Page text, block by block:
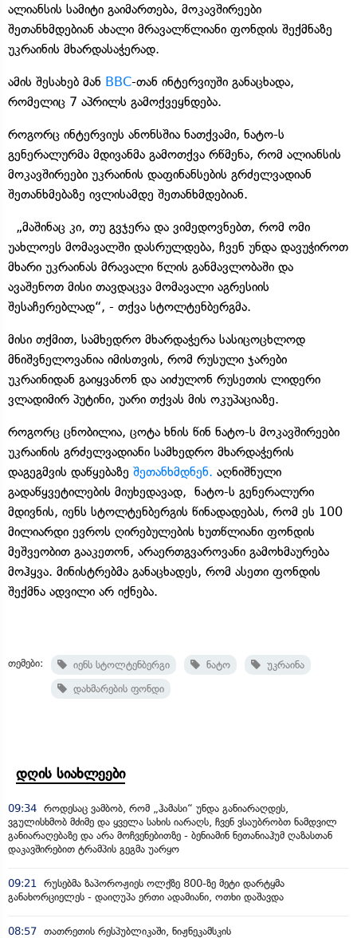
ალიანსის სამიტი გაიმართება, მოკავშირეები
შეთანხმდებიან ახალი მრავალწლიანი ფონდის შექმნაზე
უკრაინის მხარდასაჭერად.
ამის შესახებ მან BBC-თან ინტერვიუში განაცხადა,
რომელიც 7 აპრილს გამოქვეყნდება.
როგორც ინტერვიუს ანონსშია ნათქვამი, ნატო-ს
გენერალურმა მდივანმა გამოთქვა რწმენა, რომ ალიანსის
მოკავშირეები უკრაინის დაფინანსების გრძელვადიან
შეთანხმებაზე ივლისამდე შეთანხმდებიან.
„მაშინაც კი, თუ გვჯერა და ვიმედოვნებთ, რომ ომი
უახლოეს მომავალში დასრულდება, ჩვენ უნდა დავუჭიროთ
მხარი უკრაინას მრავალი წლის განმავლობაში და
ავაშენოთ მისი თავდაცვა მომავალი აგრესიის
შესაჩერებლად“, - თქვა სტოლტენბერგმა.
მისი თქმით, სამხედრო მხარდაჭერა სასიცოცხლოდ
მნიშვნელოვანია იმისთვის, რომ რუსული ჯარები
უკრაინიდან გაიყვანონ და აიძულონ რუსეთის ლიდერი
ვლადიმირ პუტინი, უარი თქვას მის ოკუპაციაზე.
როგორც ცნობილია, ცოტა ხნის წინ ნატო-ს მოკავშირეები
უკრაინის გრძელვადიანი სამხედრო მხარდაჭერის
დაგეგმვის დაწყებაზე შეთანხმდნენ. აღნიშნული
გადაწყვეტილების მიუხედავად, ნატო-ს გენერალური
მდივნის, იენს სტოლტენბერგის წინადადებას, რომ ეს 100
მილიარდი ევროს ღირებულების ხუთწლიანი ფონდის
მეშვეობით გააკეთონ, არაერთგვაროვანი გამოხმაურება
მოჰყვა. მინისტრებმა განაცხადეს, რომ ასეთი ფონდის
შექმნა ადვილი არ იქნება.
თემები: იენს სტოლტენბერგი ნატო
უკრაინა
დახმარების ფონდი
დღის სიახლეები
09:34 როდესაც ვამბობ, რომ „ჰამასი“ უნდა განიარაღდეს,
ვგულისხმობ მძიმე და ყველა სახის იარაღს, ჩვენ ვსაუბრობთ ნამდვილ
განიარაღებაზე და არა მოჩვენებითზე - ბენიამინ ნეთანიაჰუმ ღაზასთან
დაკავშირებით ტრამპის გეგმა უარყო
09:21
რუსებმა ზაპოროჟიეს ოლქზე 800-ზე მეტი დარტყმა
განახორციელეს - დაიღუპა ერთი ადამიანი, ოთხი დაშავდა
08:57 თათრეთის რესპუბლიკაში, ნიჟნეკამსკის